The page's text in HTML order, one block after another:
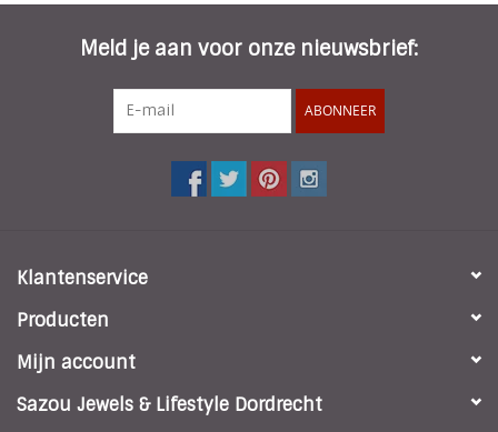
Meld je aan voor onze nieuwsbrief:
ABONNEER
Klantenservice
Producten
Mijn account
Sazou Jewels & Lifestyle Dordrecht